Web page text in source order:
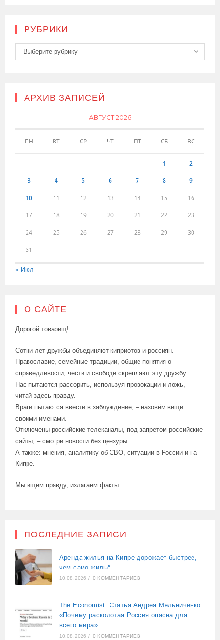
РУБРИКИ
Рубрики
Выберите рубрику
АРХИВ ЗАПИСЕЙ
АВГУСТ 2026
ПН ВТ СР ЧТ ПТ СБ ВС
1 2
3 4 5 6 7 8 9
10 11 12 13 14 15 16
17 18 19 20 21 22 23
24 25 26 27 28 29 30
31
« Июл
О САЙТЕ
Дорогой товарищ!
Сотни лет дружбы объединяют киприотов и россиян.
Православие, семейные традиции, общие понятия о
справедливости, чести и свободе скрепляют эту дружбу.
Нас пытаются рассорить, используя провокации и ложь, –
читай здесь правду.
Враги пытаются ввести в заблуждение, – назовём вещи
своими именами.
Отключены российские телеканалы, под запретом российские
сайты, – смотри новости без цензуры.
А также: мнения, аналитику об СВО, ситуации в России и на
Кипре.
Мы ищем правду, излагаем факты
ПОСЛЕДНИЕ ЗАПИСИ
Аренда жилья на Кипре дорожает быстрее,
чем само жильё
10.08.2026 / 0 КОММЕНТАРИЕВ
The Economist. Статья Андрея Мельниченко:
«Почему расколотая Россия опасна для
всего мира».
10.08.2026 / 0 КОММЕНТАРИЕВ